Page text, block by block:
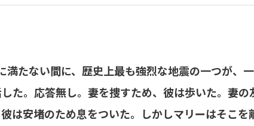
満たない間に、歴史上最も強烈な地震の一つが、
た。応答無し。妻を捜すため、彼は歩いた。妻
は安堵のため息をついた。しかしマリーはそこを